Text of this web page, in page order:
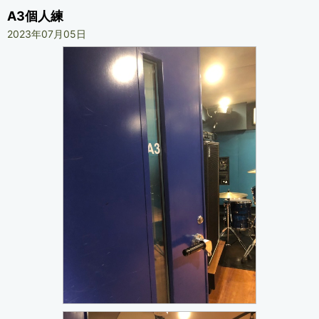
A3個人練
2023年07月05日